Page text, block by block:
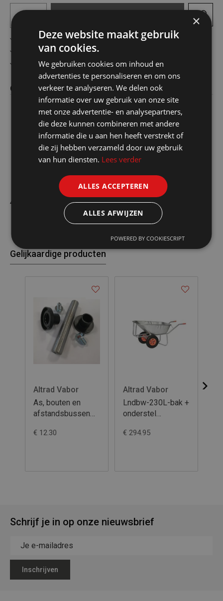
Gratis verzending in België vanaf €75
Veilig online betalen
Advies op maat
Omschrijving
Tuinbouwkruiwagen
170L diepe PE bak
Onderstel warm verzinkt
Kiep- en steunbeugel
Slijtplaatjes
PP velg met naaldlager
4PLY band
Gelijkaardige producten
Altrad Vabor
As, bouten en
afstandsbussen
€ 12.30
Altrad Vabor
Lndbw-230L-bak +
onderstel
1.5mm-slijtpl-
€ 294.95
Schrijf je in op onze nieuwsbrief
Inschrijven
×
Deze website maakt gebruik
van cookies.
We gebruiken cookies om inhoud en
advertenties te personaliseren en om ons
verkeer te analyseren. We delen ook
informatie over uw gebruik van onze site
met onze advertentie- en analysepartners,
die deze kunnen combineren met andere
informatie die u aan hen heeft verstrekt of
die zij hebben verzameld door uw gebruik
van hun diensten. Lees verder
ALLES ACCEPTEREN
ALLES AFWIJZEN
POWERED BY COOKIESCRIPT